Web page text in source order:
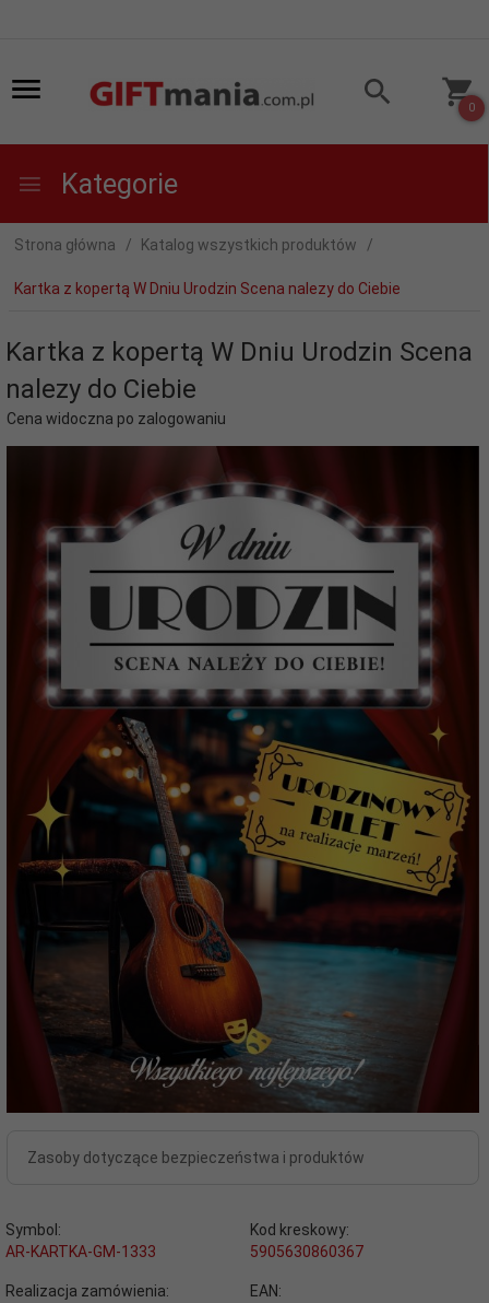
0
Kategorie
Strona główna Katalog wszystkich produktów
Kartka z kopertą W Dniu Urodzin Scena nalezy do Ciebie
Kartka z kopertą W Dniu Urodzin Scena
nalezy do Ciebie
Cena widoczna po zalogowaniu
Zasoby dotyczące bezpieczeństwa i produktów
Symbol:
AR-KARTKA-GM-1333
Kod kreskowy:
5905630860367
Realizacja zamówienia:
EAN: